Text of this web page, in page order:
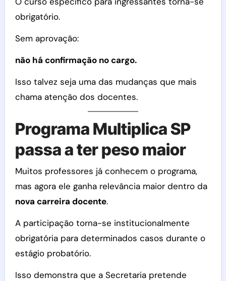
obrigatório.
Sem aprovação:
não há confirmação no cargo.
Isso talvez seja uma das mudanças que mais
chama atenção dos docentes.
Programa Multiplica SP
passa a ter peso maior
Muitos professores já conhecem o programa,
mas agora ele ganha relevância maior dentro da
nova carreira docente.
A participação torna-se institucionalmente
obrigatória para determinados casos durante o
estágio probatório.
Isso demonstra que a Secretaria pretende